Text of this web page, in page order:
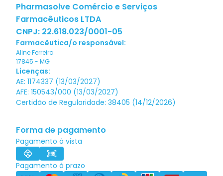
Pharmasolve Comércio e Serviços
Farmacêuticos LTDA
CNPJ: 22.618.023/0001-05
Farmacêutica/o responsável:
Aline Ferreira
17845 - MG
Licenças:
AE: 1174337 (13/03/2027)
AFE: 150543/000 (13/03/2027)
Certidão de Regularidade: 38405 (14/12/2026)
Forma de pagamento
Pagamento à vista
Pagamento à prazo